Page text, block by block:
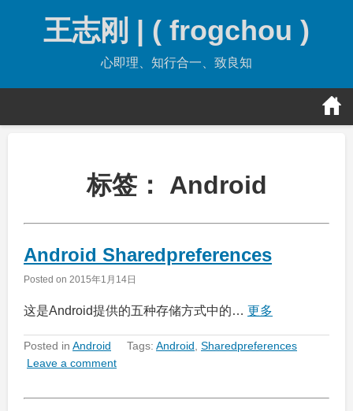
王志刚 | ( frogchou )
心即理、知行合一、致良知
标签： Android
Android Sharedpreferences
Posted on 2015年1月14日
这是Android提供的五种存储方式中的… 更多
Posted in Android Tags: Android Sharedpreferences
Leave a comment